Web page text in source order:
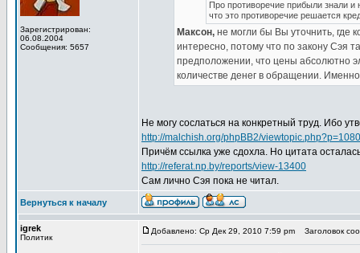
Зарегистрирован:
06.08.2004
Сообщения: 5657
Про противоречие прибыли знали
что это противоречие решается
Максон, не могли бы Вы уточнить, где
интересно, потому что по закону Сэя
предположении, что цены абсолютно
количестве денег в обращении.
Не могу сослаться на конкретный труд. Ибо
http://malchish.org/phpBB2/
Причём ссылка уже сдохла. Но цитата
http://referat.np.by/reports/view-13400
Сам лично Сэя пока не читал.
Вернуться к началу
igrek
Политик
Добавлено: Ср Дек 29, 2010 7:59 pm Заголовок